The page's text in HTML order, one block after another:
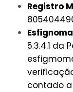
Registro
5.3.4.1 da
contado